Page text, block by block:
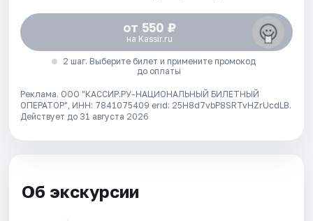
от 550 ₽
на Kassir.ru
2 шаг. Выберите билет и примените промокод
до оплаты
Реклама. ООО "КАССИР.РУ-НАЦИОНАЛЬНЫЙ БИЛЕТНЫЙ
ОПЕРАТОР", ИНН: 7841075409 erid: 25H8d7vbP8SRTvHZrUcdLB.
Действует до 31 августа 2026
Об экскурсии